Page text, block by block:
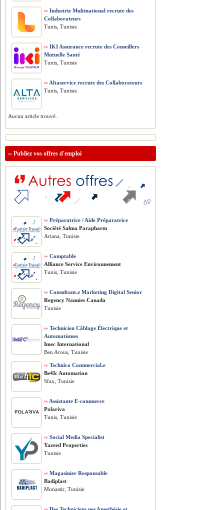
›› Industrie Multinational recrute des
Collaborateurs
Tunis, Tunisie
›› IKI Assurance recrute des Conseillers
Mutuelle Santé
Tunis, Tunisie
›› Altaservice recrute des Collaborateurs
Tunis, Tunisie
Aucun article trouvé.
››Publiez vos offres d'emploi
›› Préparatrice / Aide Préparatrice
Société Salma Parapharm
Ariana, Tunisie
›› Comptable
Alliance Service Environnement
Tunis, Tunisie
›› Consultant.e Marketing Digital Senior
Regency Nannies Canada
Tunisie
›› Technicien Câblage Électrique et
Automatismes
Imec International
Ben Arous, Tunisie
›› Technico Commercial.e
Be4Ic Automation
Sfax, Tunisie
›› Assistante E-commerce
Polariva
Tunis, Tunisie
›› Social Media Specialist
Yazeed Properties
Tunisie
›› Magasinier Responsable
Badiplast
Monastir, Tunisie